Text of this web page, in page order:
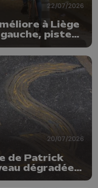
22/07/2026
à Liège
pistes
20/07/2026
de Patrick
dégradée ?
vacances"